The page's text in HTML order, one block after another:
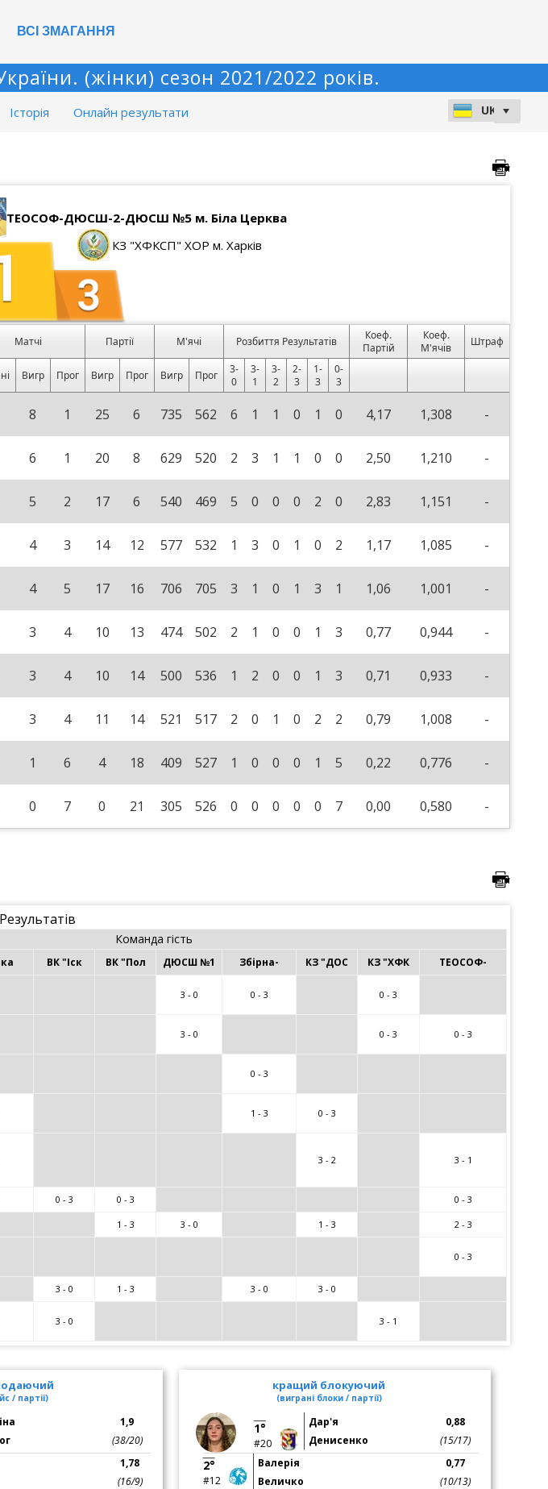
ВСІ ЗМАГАННЯ
(жінки) сезон 2021/2022 років.
Історія Онлайн результати
ТЕОСОФ-ДЮСШ-2-ДЮСШ №5 м. Біла Церква
КЗ "ХФКСП" ХОР м. Харків
Матчі Партії М'ячі Розбиття Результатів
Коеф.
Партій
Коеф.
М'ячів
Штраф
Вигр Прог Вигр Прог Вигр Прог
3-
0
3-
1
3-
2
2-
3
1-
3
0-
3
8 1 25 6 735 562 6 1 1 0 1 0 4,17 1,308 -
6 1 20 8 629 520 2 3 1 1 0 0 2,50 1,210 -
5 2 17 6 540 469 5 0 0 0 2 0 2,83 1,151 -
4 3 14 12 577 532 1 3 0 1 0 2 1,17 1,085 -
4 5 17 16 706 705 3 1 0 1 3 1 1,06 1,001 -
3 4 10 13 474 502 2 1 0 0 1 3 0,77 0,944 -
3 4 10 14 500 536 1 2 0 0 1 3 0,71 0,933 -
3 4 11 14 521 517 2 0 1 0 2 2 0,79 1,008 -
1 6 4 18 409 527 1 0 0 0 1 5 0,22 0,776 -
0 7 0 21 305 526 0 0 0 0 0 7 0,00 0,580 -
Команда гість
ВК "Іск ВК "Пол ДЮСШ №1 Збірна- КЗ "ДОС КЗ "ХФК ТЕОСОФ-
3 - 0 0 - 3 0 - 3
3 - 0 0 - 3 0 - 3
0 - 3
1 - 3 0 - 3
3 - 2 3 - 1
0 - 3 0 - 3 0 - 3
1 - 3 3 - 0 1 - 3 2 - 3
0 - 3
3 - 0 1 - 3 3 - 0 3 - 0
3 - 0 3 - 1
/ партії)
1,9
(38/20)
1,78
(16/9)
кращий блокуючий
(виграні блоки / партії)
1°
#20
Дар'я
Денисенко
0,88
(15/17)
2°
#12
Валерія
Величко
0,77
(10/13)